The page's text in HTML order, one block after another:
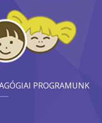
PROGRAMUNK